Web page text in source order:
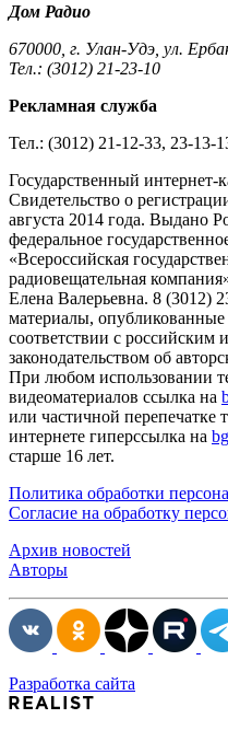
Дом Радио
670000, г. Улан-Удэ, ул.
Тел.: (3012) 21-23-10
Рекламная служба
Тел.: (3012) 21-12-33, 23-13-
Государственный интернет-
Cвидетельство о
августа 2014 года. Выдано
федеральное
«Всероссийская
радиовещательная
Елена Валерьевна. 8 (3012)
материалы,
соответствии с
законодательством об
При любом использовании
видеоматериалов ссылка на
или частичной перепечатке
интернете гиперссылка на
старше 16 лет.
Политика обработки
Согласие на обработку
Архив новостей
Авторы
Разработка сайта